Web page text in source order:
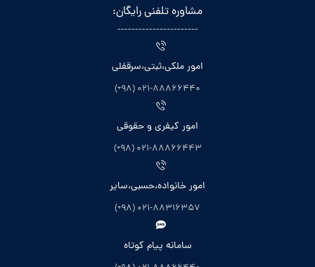
مشاوره تلفنی رایگان:
-----------------------
امور ملکی،ثبتی،سرقفلی
021-88866440 (98+)
امور کیفری و حقوقی
021-88866443 (98+)
امور خانواده،حسبی،سایر
021-88316357 (98+)
سامانه پیام کوتاه